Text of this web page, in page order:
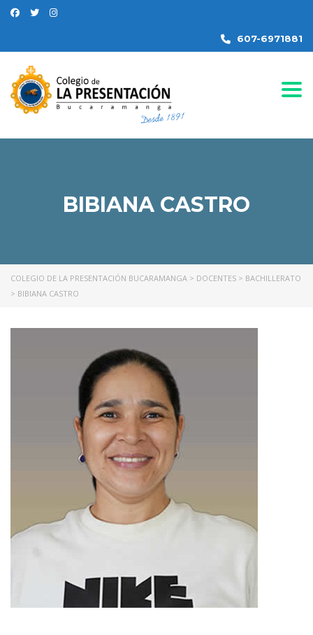
607-6971881
BIBIANA CASTRO
COLEGIO DE LA PRESENTACIÓN BUCARAMANGA > DOCENTES > BACHILLERATO
> BIBIANA CASTRO